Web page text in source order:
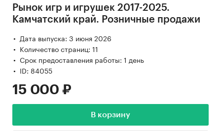
Рынок игр и игрушек 2017-2025.
Камчатский край. Розничные продажи
Дата выпуска: 3 июня 2026
Количество страниц: 11
Срок предоставления работы: 1 день
ID: 84055
15 000 ₽
В корзину